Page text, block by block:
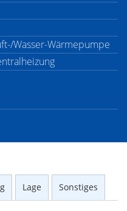
Wasser-Wärmepumpe
Lage Sonstiges